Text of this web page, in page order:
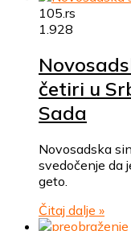
105.rs
1.928
četiri u
Sada
Novosadska
svedočenje da
geto.
Čitaj dalje »